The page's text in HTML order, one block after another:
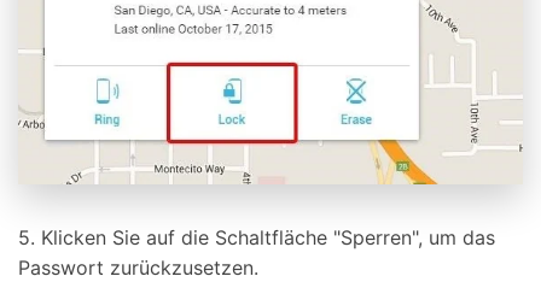
5. Klicken Sie auf die Schaltfläche "Sperren", um das
Passwort zurückzusetzen.